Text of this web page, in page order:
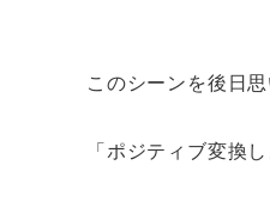
このシーンを後日
「ポジティブ変換